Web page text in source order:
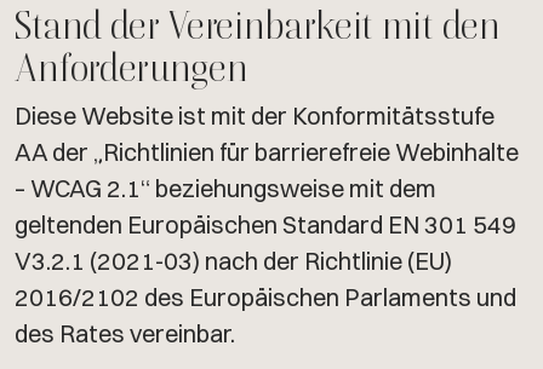
Stand der Vereinbarkeit mit den
Anforderungen
Diese Website ist mit der Konformitätsstufe
AA der „Richtlinien für barrierefreie Webinhalte
– WCAG 2.1“ beziehungsweise mit dem
geltenden Europäischen Standard EN 301 549
V3.2.1 (2021-03) nach der Richtlinie (EU)
2016/2102 des Europäischen Parlaments und
des Rates vereinbar.